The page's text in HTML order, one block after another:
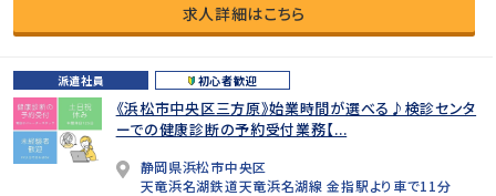
求人詳細はこちら
派遣社員 初心者歓迎
《浜松市中央区三方原》始業時間が選べる♪検診センタ
ーでの健康診断の予約受付業務【...
静岡県浜松市中央区
天竜浜名湖鉄道天竜浜名湖線 金指駅より車で11分